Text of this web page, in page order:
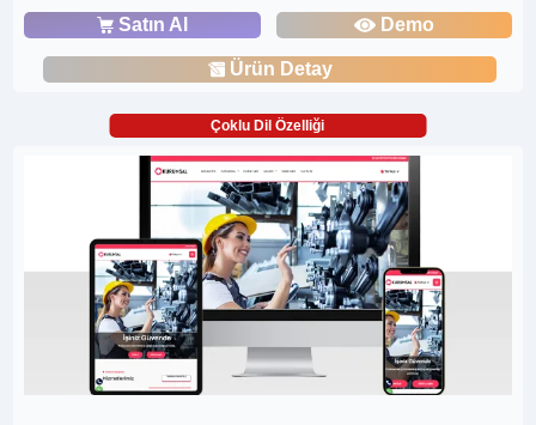
Satın Al Demo
Ürün Detay
Çoklu Dil Özelliği